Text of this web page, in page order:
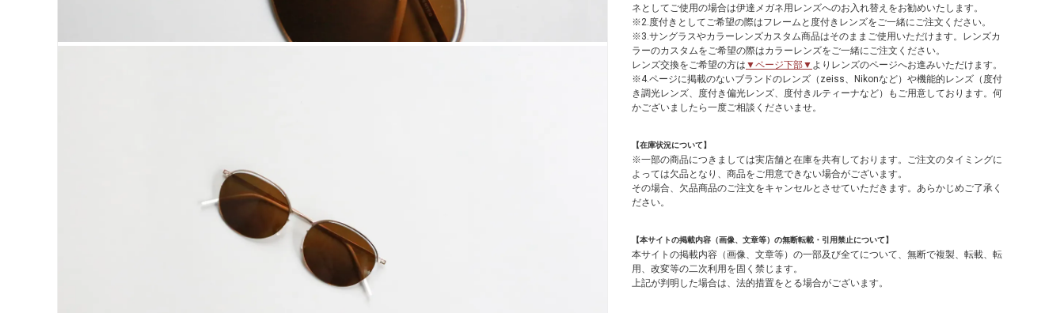
ネとしてご使用の場合は伊達メガネ用レンズへのお入れ替えをお勧めいたします。
※2.度付きとしてご希望の際はフレームと度付きレンズをご一緒にご注文ください。
※3.サングラスやカラーレンズカスタム商品はそのままご使用いただけます。レンズカ
ラーのカスタムをご希望の際はカラーレンズをご一緒にご注文ください。
レンズ交換をご希望の方は ▼ページ下部▼ よりレンズのページへお進みいただけます。
※4.ページに掲載のないブランドのレンズ（zeiss、Nikonなど）や機能的レンズ（度付
き調光レンズ、度付き偏光レンズ、度付きルティーナなど）もご用意しております。何
かございましたら一度ご相談くださいませ。
【在庫状況について】
※一部の商品につきましては実店舗と在庫を共有しております。ご注文のタイミングに
よっては欠品となり、商品をご用意できない場合がございます。
その場合、欠品商品のご注文をキャンセルとさせていただきます。あらかじめご了承く
ださい。
【本サイトの掲載内容（画像、文章等）の無断転載・引用禁止について】
本サイトの掲載内容（画像、文章等）の一部及び全てについて、無断で複製、転載、転
用、改変等の二次利用を固く禁じます。
上記が判明した場合は、法的措置をとる場合がございます。